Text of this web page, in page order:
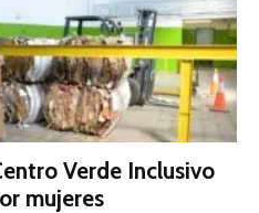
Verde Inclusivo
mujeres